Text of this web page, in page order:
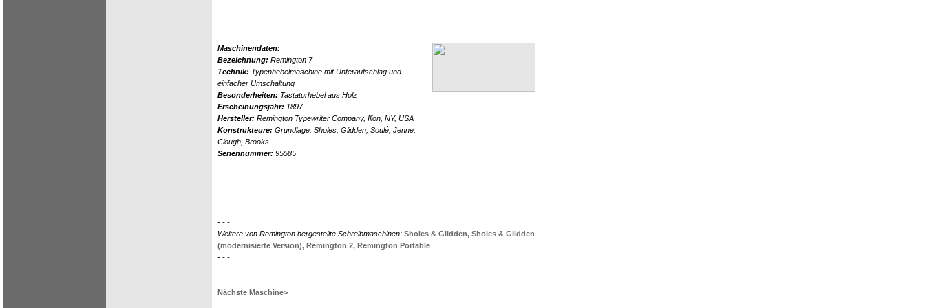
Maschinendaten:
Bezeichnung: Remington 7
Technik: Typenhebelmaschine mit Unteraufschlag und
einfacher Umschaltung
Besonderheiten: Tastaturhebel aus Holz
Erscheinungsjahr: 1897
Hersteller: Remington Typewriter Company, Ilion, NY, USA
Konstrukteure: Grundlage: Sholes, Glidden, Soulé; Jenne,
Clough, Brooks
Seriennummer: 95585
- - -
Weitere von Remington hergestellte Schreibmaschinen: Sholes & Glidden, Sholes & Glidden
(modernisierte Version), Remington 2, Remington Portable
- - -
Nächste Maschine>